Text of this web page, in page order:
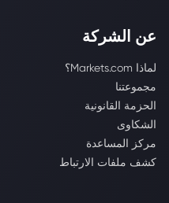
عن الشركة
لماذا Markets.com؟
مجموعتنا
الحزمة القانونية
الشكاوى
مركز المساعدة
كشف ملفات الارتباط